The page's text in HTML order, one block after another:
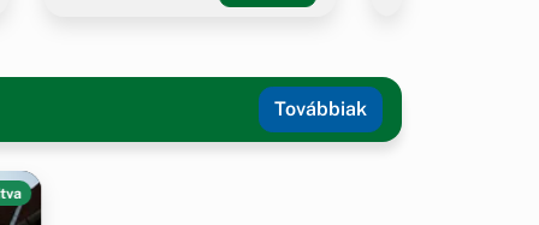
Továbbiak